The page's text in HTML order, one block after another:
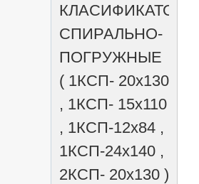
КЛАСИФИКАТОРЫ
СПИРАЛЬНО-
ПОГРУЖНЫЕ
( 1КСП- 20х130
, 1КСП- 15х110
, 1КСП-12х84 ,
1КСП-24х140 ,
2КСП- 20х130 )